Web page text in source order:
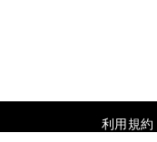
利用規約